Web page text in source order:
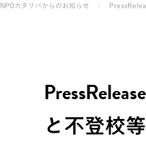
NPOカタリバからのお知らせ
と不登校